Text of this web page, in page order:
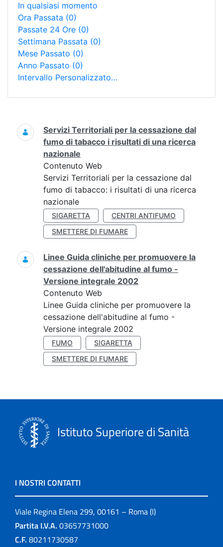
In qualsiasi momento
Ora Passata (0)
Passate 24 Ore (0)
Settimana Passata (0)
Mese Passato (0)
Anno Passato (0)
Intervallo Personalizzato…
Ricerca
Servizi Territoriali per la cessazione dal
fumo di tabacco i risultati di una ricerca
nazionale
Contenuto Web
Servizi Territoriali per la cessazione dal
fumo di tabacco: i risultati di una ricerca
nazionale
SIGARETTA
CENTRI ANTIFUMO
SMETTERE DI FUMARE
Linee Guida cliniche per promuovere la
cessazione dell'abitudine al fumo -
Versione integrale 2002
Contenuto Web
Linee Guida cliniche per promuovere la
cessazione dell'abitudine al fumo -
Versione integrale 2002
FUMO
SIGARETTA
SMETTERE DI FUMARE
Istituto Superiore di Sanità
I NOSTRI CONTATTI
Viale Regina Elena 299, 00161 – Roma (I)
Partita I.V.A. 03657731000
C.F. 80211730587